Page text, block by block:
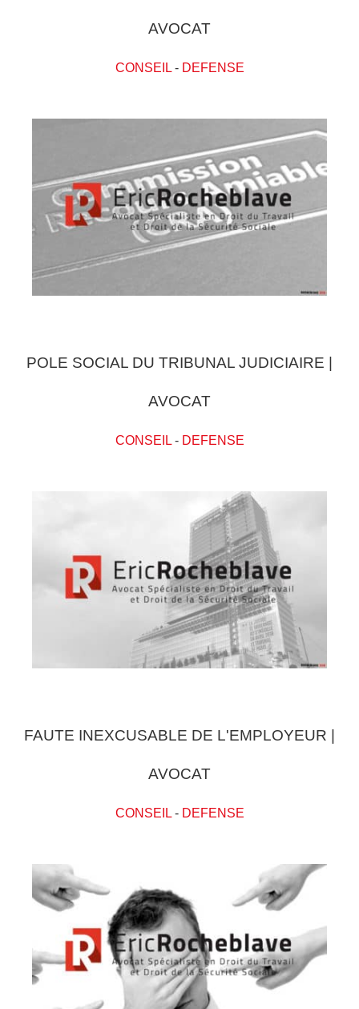
AVOCAT
CONSEIL- DEFENSE
POLE SOCIAL DU TRIBUNAL JUDICIAIRE |
AVOCAT
CONSEIL- DEFENSE
FAUTE INEXCUSABLE DE L'EMPLOYEUR |
AVOCAT
CONSEIL- DEFENSE